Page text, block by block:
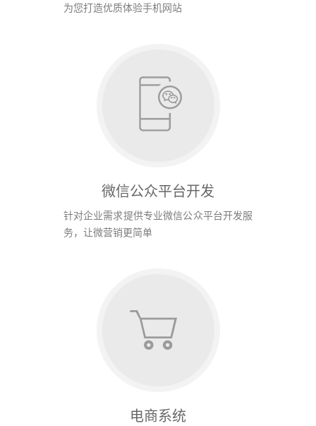
为您打造优质体验手机网站
微信公众平台开发
针对企业需求提供专业微信公众平台开发服
务，让微营销更简单
电商系统